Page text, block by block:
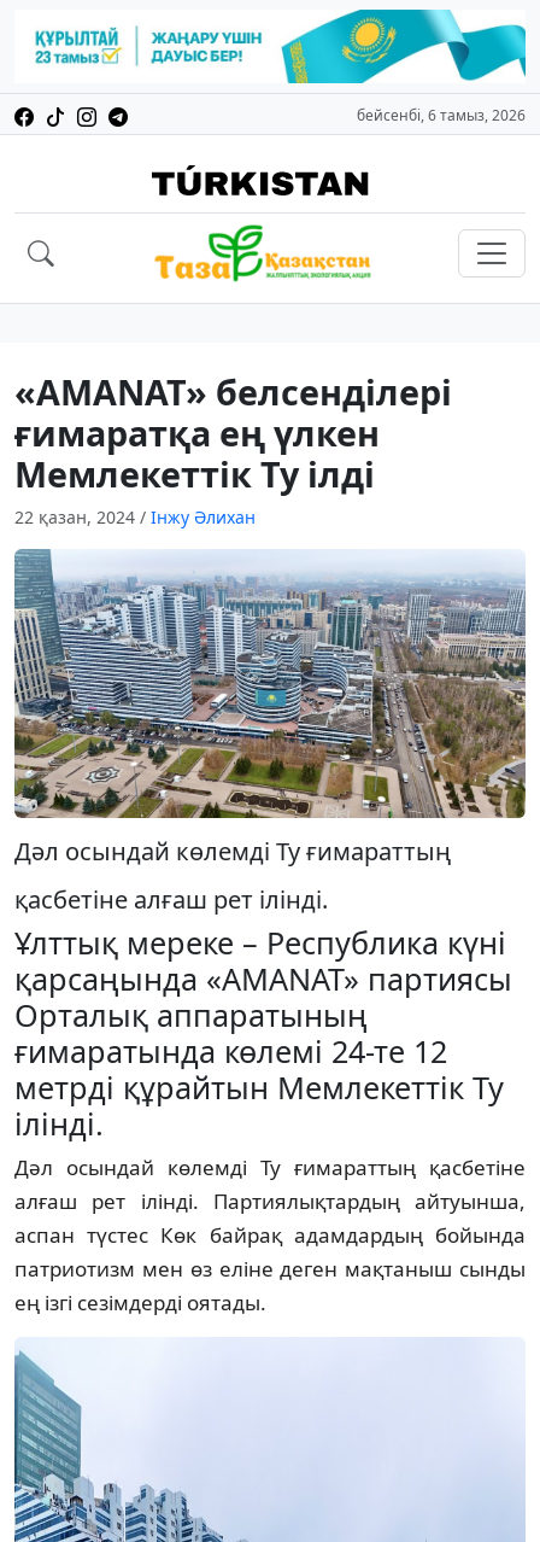
бейсенбі, 6 тамыз, 2026
«AMANAT» белсенділері
ғимаратқа ең үлкен
Мемлекеттік Ту ілді
22 қазан, 2024 / Інжу Әлихан
Дәл осындай көлемді Ту ғимараттың
қасбетіне алғаш рет ілінді.
Ұлттық мереке – Республика күні
қарсаңында «AMANAT» партиясы
Орталық аппаратының
ғимаратында көлемі 24-те 12
метрді құрайтын Мемлекеттік Ту
ілінді.
Дәл осындай көлемді Ту ғимараттың қасбетіне
алғаш рет ілінді. Партиялықтардың айтуынша,
аспан түстес Көк байрақ адамдардың бойында
патриотизм мен өз еліне деген мақтаныш сынды
ең ізгі сезімдерді оятады.